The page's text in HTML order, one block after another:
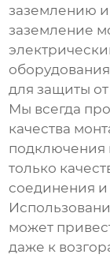
заземлению
заземление
для защиты
Мы всегда
качества
подключения
только
соединения
может
даже к